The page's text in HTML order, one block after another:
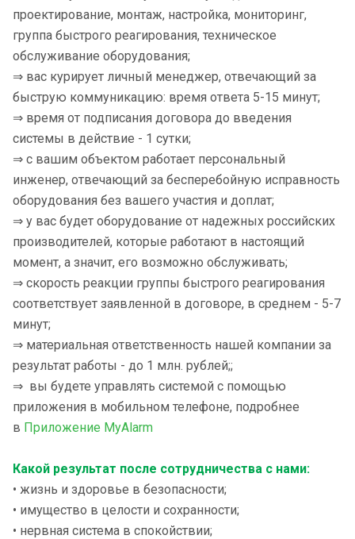
проектирование, монтаж, настройка, мониторинг,
группа быстрого реагирования, техническое
обслуживание оборудования;
⇒ вас курирует личный менеджер, отвечающий за
быструю коммуникацию: время ответа 5-15 минут;
⇒ время от подписания договора до введения
системы в действие - 1 сутки;
⇒ с вашим объектом работает персональный
инженер, отвечающий за бесперебойную исправность
оборудования без вашего участия и доплат;
⇒ у вас будет оборудование от надежных российских
производителей, которые работают в настоящий
момент, а значит, его возможно обслуживать;
⇒ скорость реакции группы быстрого реагирования
соответствует заявленной в договоре, в среднем - 5-7
минут;
⇒ материальная ответственность нашей компании за
результат работы - до 1 млн. рублей;;
⇒ вы будете управлять системой с помощью
приложения в мобильном телефоне, подробнее
в Приложение MyAlarm
Какой результат после сотрудничества с нами:
• жизнь и здоровье в безопасности;
• имущество в целости и сохранности;
• нервная система в спокойствии;